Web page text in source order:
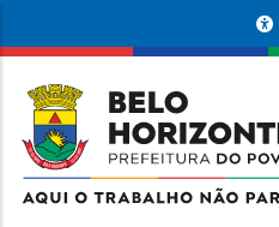
conteúdo
principal
da
Prefeitura
de